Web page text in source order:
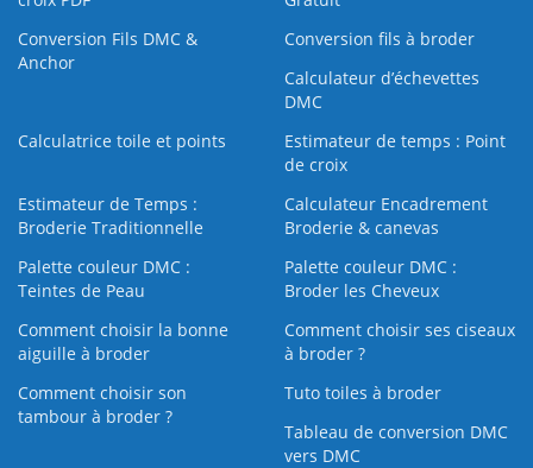
Conversion Fils DMC &
Anchor
Conversion fils à broder
Calculateur d’échevettes
DMC
Calculatrice toile et points
Estimateur de temps : Point
de croix
Estimateur de Temps :
Broderie Traditionnelle
Calculateur Encadrement
Broderie & canevas
Palette couleur DMC :
Teintes de Peau
Palette couleur DMC :
Broder les Cheveux
Comment choisir la bonne
aiguille à broder
Comment choisir ses ciseaux
à broder ?
Comment choisir son
tambour à broder ?
Tuto toiles à broder
Tableau de conversion DMC
vers DMC